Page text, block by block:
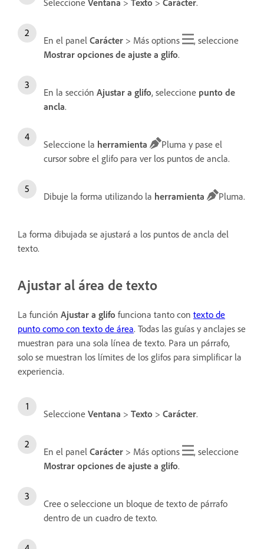
Seleccione Ventana > Texto > Carácter.
En el panel Carácter > Más options
, seleccione
Mostrar opciones de ajuste a glifo.
En la sección Ajustar a glifo, seleccione punto de
ancla.
Seleccione la herramienta
Pluma y pase el
cursor sobre el glifo para ver los puntos de ancla.
Dibuje la forma utilizando la herramienta Pluma.
La forma dibujada se ajustará a los puntos de ancla del
texto.
Ajustar al área de texto
La función Ajustar a glifo funciona tanto con texto de
punto como con texto de área. Todas las guías y anclajes se
muestran para una sola línea de texto. Para un párrafo,
solo se muestran los límites de los glifos para simplificar la
experiencia.
Seleccione Ventana > Texto > Carácter.
En el panel Carácter > Más options
, seleccione
Mostrar opciones de ajuste a glifo.
Cree o seleccione un bloque de texto de párrafo
dentro de un cuadro de texto.